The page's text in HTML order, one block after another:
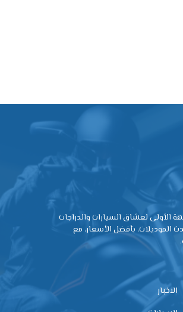
الأولى لعشاق السيارات والدراجات
الموديلات، بأفضل الأسعار، مع
الاخبار